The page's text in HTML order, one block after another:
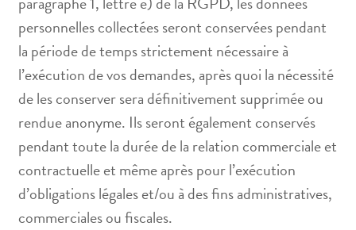
personnelles collectées seront conservées pendant
la période de temps strictement nécessaire à
l’exécution de vos demandes, après quoi la nécessité
de les conserver sera définitivement supprimée ou
rendue anonyme. Ils seront également conservés
pendant toute la durée de la relation commerciale et
contractuelle et même après pour l’exécution
d’obligations légales et/ou à des fins administratives,
commerciales ou fiscales.